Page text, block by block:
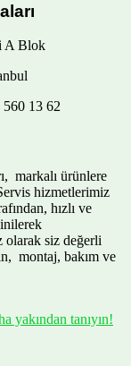
A Blok
13 62
markalı ürünlere
hizmetlerimiz
hızlı ve
olarak siz değerli
montaj, bakım ve
yakından tanıyın!